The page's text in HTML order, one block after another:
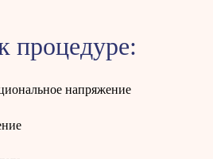
процедуре:
напряжение